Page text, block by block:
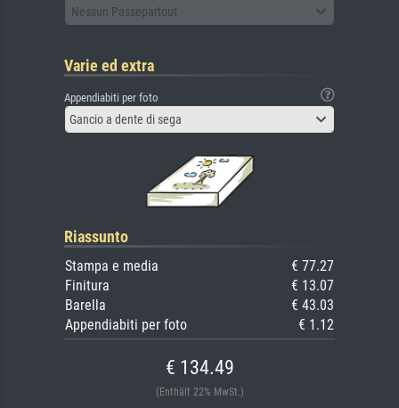
Nessun Passepartout
Varie ed extra
Appendiabiti per foto
Gancio a dente di sega
Riassunto
Stampa e media
€ 77.27
Finitura
€ 13.07
Barella
€ 43.03
Appendiabiti per foto
€ 1.12
€ 134.49
(Enthält 22% MwSt.)